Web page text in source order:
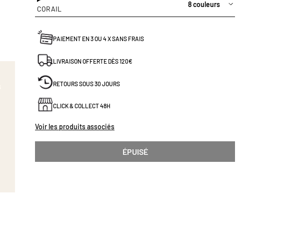
CORAIL
8 couleurs
PAIEMENT EN 3 OU 4 X SANS FRAIS
LIVRAISON OFFERTE DÈS 120€
RETOURS SOUS 30 JOURS
CLICK & COLLECT 48H
Voir les produits associés
ÉPUISÉ